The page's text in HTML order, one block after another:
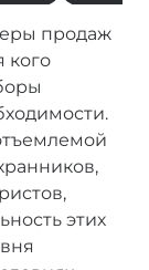
продаж
кого
этих